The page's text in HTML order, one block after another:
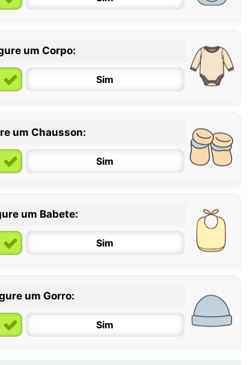
um Corpo:
Sim
6 / 12 meses 12 / 18 meses
um Chausson:
Sim
um Babete:
Sim
um Gorro:
Sim